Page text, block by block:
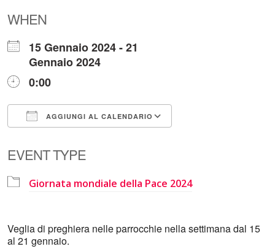
WHEN
15 Gennaio 2024 - 21
Gennaio 2024
0:00
AGGIUNGI AL CALENDARIO
EVENT TYPE
Giornata mondiale della Pace 2024
Veglia di preghiera nelle parrocchie nella settimana dal 15
al 21 gennaio.